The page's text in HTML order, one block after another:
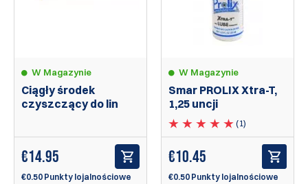
W Magazynie
Ciągły środek
czyszczący do lin
€14.95
€0.50 Punkty lojalnościowe
W Magazynie
Smar PROLIX Xtra-T,
1,25 uncji
(1)
€10.45
€0.50 Punkty lojalnościowe